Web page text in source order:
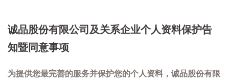
诚品股份有限公司及关系企业个人资料保护告
知暨同意事项
为提供您最完善的服务并保护您的个人资料，诚品股份有限